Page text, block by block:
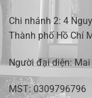
Chi nhánh 2: 4
Thành phố Hồ Chí
Người đại diện:
MST: 0309796796